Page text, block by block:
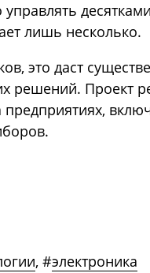
лишь несколько.
это даст
решений. Проект
, #электроника